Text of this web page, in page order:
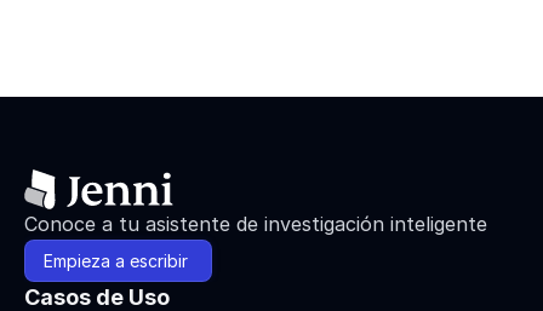
Conoce a tu asistente de investigación inteligente
Empieza a escribir
Casos de Uso